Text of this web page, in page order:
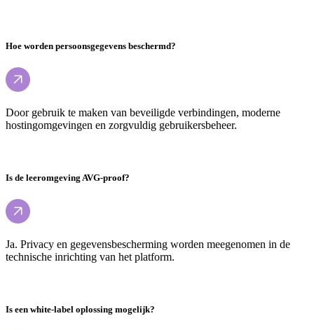
Hoe worden persoonsgegevens beschermd?
Door gebruik te maken van beveiligde verbindingen, moderne
hostingomgevingen en zorgvuldig gebruikersbeheer.
Is de leeromgeving AVG-proof?
Ja. Privacy en gegevensbescherming worden meegenomen in de
technische inrichting van het platform.
Is een white-label oplossing mogelijk?